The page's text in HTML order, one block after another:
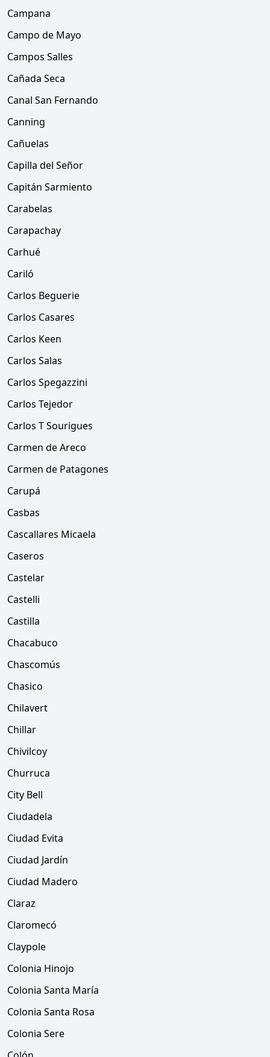
Campana
Campo de Mayo
Campos Salles
Cañada Seca
Canal San Fernando
Canning
Cañuelas
Capilla del Señor
Capitán Sarmiento
Carabelas
Carapachay
Carhué
Cariló
Carlos Beguerie
Carlos Casares
Carlos Keen
Carlos Salas
Carlos Spegazzini
Carlos Tejedor
Carlos T Sourigues
Carmen de Areco
Carmen de Patagones
Carupá
Casbas
Cascallares Micaela
Caseros
Castelar
Castelli
Castilla
Chacabuco
Chascomús
Chasico
Chilavert
Chillar
Chivilcoy
Churruca
City Bell
Ciudadela
Ciudad Evita
Ciudad Jardín
Ciudad Madero
Claraz
Claromecó
Claypole
Colonia Hinojo
Colonia Santa María
Colonia Santa Rosa
Colonia Sere